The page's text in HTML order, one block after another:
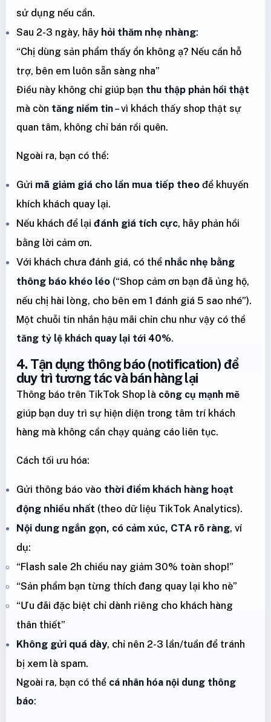
sử dụng nếu cần.
Sau 2-3 ngày, hãy hỏi thăm nhẹ nhàng:
“Chị dùng sản phẩm thấy ổn không ạ? Nếu cần hỗ
trợ, bên em luôn sẵn sàng nha”
Điều này không chỉ giúp bạn thu thập phản hồi thật
mà còn tăng niềm tin– vì khách thấy shop thật sự
quan tâm, không chỉ bán rồi quên.
Ngoài ra, bạn có thể:
Gửi mã giảm giá cho lần mua tiếp theo để khuyến
khích khách quay lại.
Nếu khách để lại đánh giá tích cực, hãy phản hồi
bằng lời cảm ơn.
Với khách chưa đánh giá, có thể nhắc nhẹ bằng
thông báo khéo léo (“Shop cảm ơn bạn đã ủng hộ,
nếu chị hài lòng, cho bên em 1 đánh giá 5 sao nhé”).
Một chuỗi tin nhắn hậu mãi chỉn chu như vậy có thể
tăng tỷ lệ khách quay lại tới 40%.
4. Tận dụng thông báo (notification) để
duy trì tương tác và bán hàng lại
Thông báo trên TikTok Shop là công cụ mạnh mẽ
giúp bạn duy trì sự hiện diện trong tâm trí khách
hàng mà không cần chạy quảng cáo liên tục.
Cách tối ưu hóa:
Gửi thông báo vào thời điểm khách hàng hoạt
động nhiều nhất (theo dữ liệu TikTok Analytics).
Nội dung ngắn gọn, có cảm xúc, CTA rõ ràng, ví
dụ:
“Flash sale 2h chiều nay giảm 30% toàn shop!”
“Sản phẩm bạn từng thích đang quay lại kho nè”
“Ưu đãi đặc biệt chỉ dành riêng cho khách hàng
thân thiết”
Không gửi quá dày, chỉ nên 2-3 lần/tuần để tránh
bị xem là spam.
Ngoài ra, bạn có thể cá nhân hóa nội dung thông
báo: